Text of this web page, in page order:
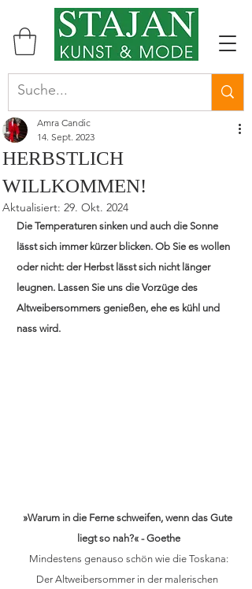
HERBSTLICH
WILLKOMMEN!
Amra Candic
14. Sept. 2023
Aktualisiert: 29. Okt. 2024
Die Temperaturen sinken und auch die Sonne
lässt sich immer kürzer blicken. Ob Sie es wollen
oder nicht: der Herbst lässt sich nicht länger
leugnen. Lassen Sie uns die Vorzüge des
Altweibersommers genießen, ehe es kühl und
nass wird.
»Warum in die Ferne schweifen, wenn das Gute
liegt so nah?« - Goethe
Mindestens genauso schön wie die Toskana:
Der Altweibersommer in der malerischen